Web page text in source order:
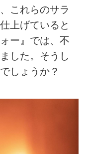
これらのサラ
上げていると
ー』では、不
した。そうし
しょうか？